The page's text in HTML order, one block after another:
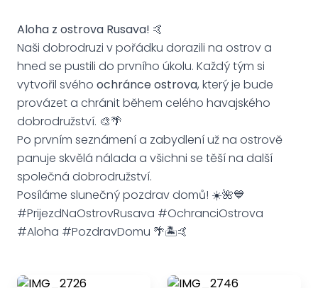
Aloha z ostrova Rusava! 🤙
Naši dobrodruzi v pořádku dorazili na ostrov a
hned se pustili do prvního úkolu. Každý tým si
vytvořil svého ochránce ostrova, který je bude
provázet a chránit během celého havajského
dobrodružství. 🎨🌴
Po prvním seznámení a zabydlení už na ostrově
panuje skvělá nálada a všichni se těší na další
společná dobrodružství.
Posíláme slunečný pozdrav domů! ☀️🌺💙
#PrijezdNaOstrovRusava #OchranciOstrova
#Aloha #PozdravDomu 🌴🏝️🤙